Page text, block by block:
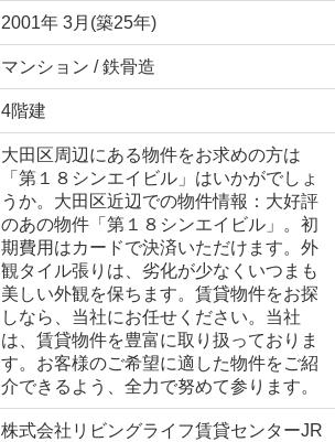
2001年 3月(築25年)
マンション / 鉄骨造
4階建
大田区周辺にある物件をお求めの方は
「第１８シンエイビル」はいかがでしょ
うか。大田区近辺での物件情報：大好評
のあの物件「第１８シンエイビル」。初
期費用はカードで決済いただけます。外
観タイル張りは、劣化が少なくいつまも
美しい外観を保ちます。賃貸物件をお探
しなら、当社にお任せください。当社
は、賃貸物件を豊富に取り扱っておりま
す。お客様のご希望に適した物件をご紹
介できるよう、全力で努めて参ります。
株式会社リビングライフ賃貸センターJR